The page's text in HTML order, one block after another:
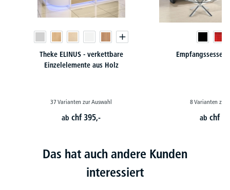
Theke ELINUS - verkettbare
Einzelelemente aus Holz
37 Varianten zur Auswahl
abchf 395,-
Empfangssessel
8 Varianten zur
abchf
Das hat auch andere Kunden
interessiert